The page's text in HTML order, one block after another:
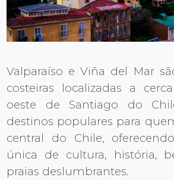
Valparaíso e Viña del Mar
costeiras localizadas a
oeste de Santiago do
destinos populares para
central do Chile,
única de cultura, história,
praias deslumbrantes.